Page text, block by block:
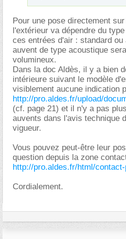
Pour une pose directement
l'extérieur va dépendre du
ces entrées d'air : standard
auvent de type acoustique
volumineux.
Dans la doc Aldès, il y a bien
intérieure suivant le modèle
visiblement aucune indication
http://pro.aldes.fr/upload/
(cf. page 21) et il n'y a pas
auvents dans l'avis technique
vigueur.
Vous pouvez peut-être leur
question depuis la zone
http://pro.aldes.fr/html/
Cordialement.